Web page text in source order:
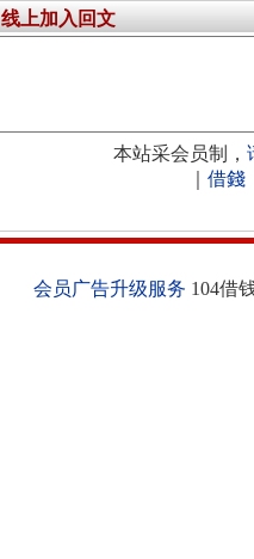
线上加入回文
本站采会员制，
借錢
会员广告升级服务 104借